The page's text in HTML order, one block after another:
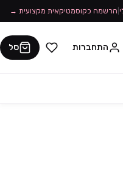
הרשמה כקוסמטיקאית מקצועית →
התחברות סל